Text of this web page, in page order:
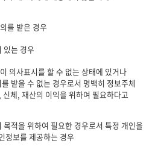
를 받은 경우
있는 경우
의사표시를 할 수 없는 상태에 있거나
받을 수 없는 경우로서 명백히 정보주체
체, 재산의 이익을 위하여 필요하다고
적을 위하여 필요한 경우로서 특정 개인을
정보를 제공하는 경우